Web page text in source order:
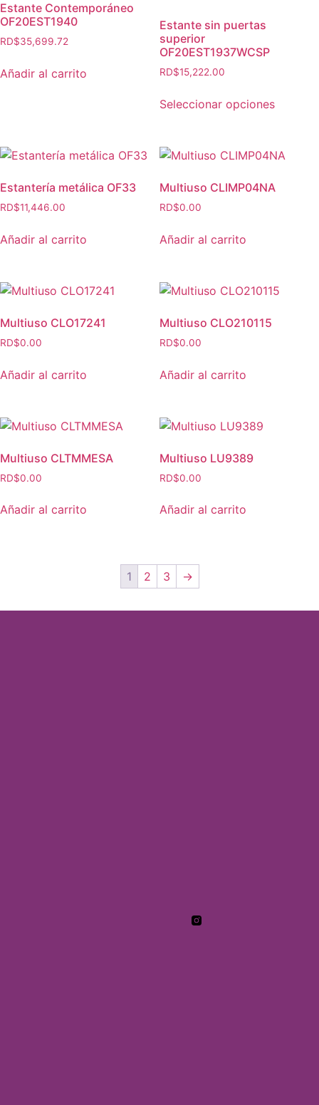
Estante Contemporáneo
OF20EST1940
RD$35,699.72
Añadir al carrito
Estante sin puertas
superior
OF20EST1937WCSP
RD$15,222.00
Seleccionar opciones
Estantería metálica OF33
RD$11,446.00
Añadir al carrito
Multiuso CLIMP04NA
RD$0.00
Añadir al carrito
Multiuso CLO17241
RD$0.00
Añadir al carrito
Multiuso CLO210115
RD$0.00
Añadir al carrito
Multiuso CLTMMESA
RD$0.00
Añadir al carrito
Multiuso LU9389
RD$0.00
Añadir al carrito
1 2 3 →